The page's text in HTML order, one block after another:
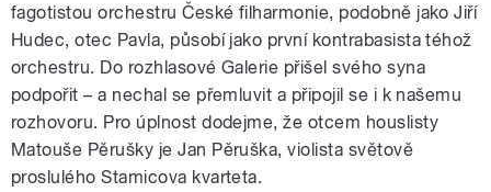
fagotistou orchestru České filharmonie, podobně jako Jiří
Hudec, otec Pavla, působí jako první kontrabasista téhož
orchestru. Do rozhlasové Galerie přišel svého syna
podpořit – a nechal se přemluvit a připojil se i k našemu
rozhovoru. Pro úplnost dodejme, že otcem houslisty
Matouše Pěrušky je Jan Pěruška, violista světově
proslulého Stamicova kvarteta.